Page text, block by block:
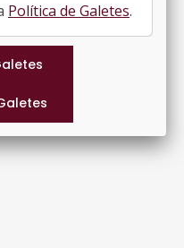
Política de Galetes.